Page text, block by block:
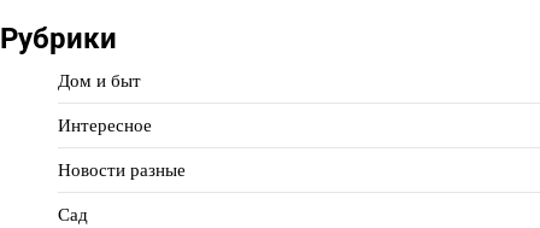
Рубрики
Дом и быт
Интересное
Новости разные
Сад